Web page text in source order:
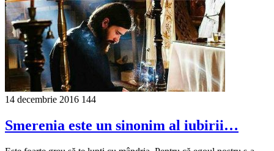
14 decembrie 2016 144
Smerenia este un sinonim al iubirii…